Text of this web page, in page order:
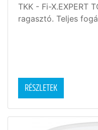
TKK - Fi-X.EXPERT
ragasztó. Teljes
RÉSZLETEK